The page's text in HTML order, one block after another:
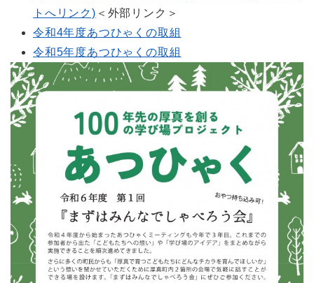
トへリンク) ＜外部リンク＞
令和4年度あつひゃくの取組
令和5年度あつひゃくの取組